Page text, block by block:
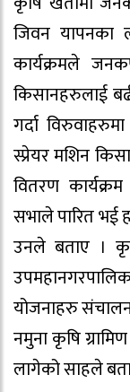
जिवन यापनका
कार्यक्रमले
किसानहरुलाई
गर्दा
स्प्रेयर मशिन
वितरण
सभाले पारित
उनले बताए ।
योजनाहरु
नमुना कृषि
लागेको साहले